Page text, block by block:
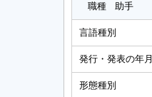
職種
助手
言語種別
発行・発表の年月
形態種別